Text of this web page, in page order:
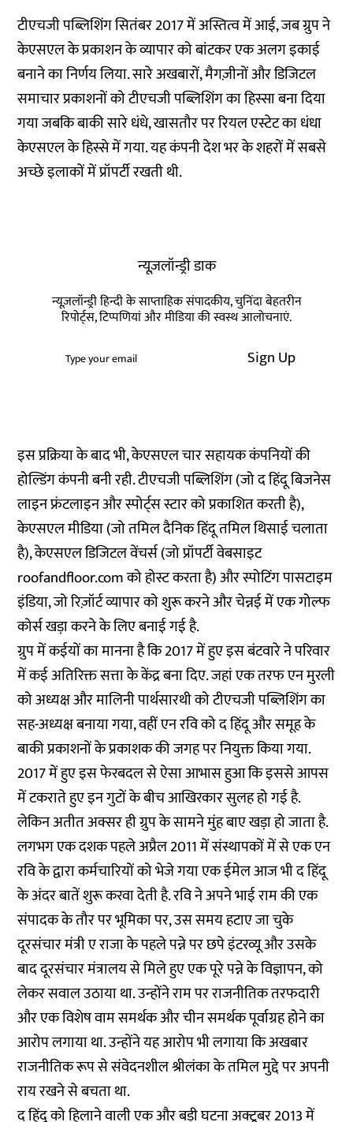
टीएचजी पब्लिशिंग सितंबर 2017 में अस्तित्व में आई, जब ग्रुप ने
केएसएल के प्रकाशन के व्यापार को बांटकर एक अलग इकाई
बनाने का निर्णय लिया. सारे अखबारों, मैगज़ीनों और डिजिटल
समाचार प्रकाशनों को टीएचजी पब्लिशिंग का हिस्सा बना दिया
गया जबकि बाकी सारे धंधे, खासतौर पर रियल एस्टेट का धंधा
केएसएल के हिस्से में गया. यह कंपनी देश भर के शहरों में सबसे
अच्छे इलाकों में प्रॉपर्टी रखती थी.
न्यूज़लॉन्ड्री डाक
न्यूज़लॉन्ड्री हिन्दी के साप्ताहिक संपादकीय, चुनिंदा बेहतरीन
रिपोर्ट्स, टिप्पणियां और मीडिया की स्वस्थ आलोचनाएं.
Sign Up
इस प्रक्रिया के बाद भी, केएसएल चार सहायक कंपनियों की
होल्डिंग कंपनी बनी रही. टीएचजी पब्लिशिंग (जो द हिंदू बिजनेस
लाइन फ्रंटलाइन और स्पोर्ट्स स्टार को प्रकाशित करती है),
केएसएल मीडिया (जो तमिल दैनिक हिंदू तमिल थिसाई चलाता
है), केएसएल डिजिटल वेंचर्स (जो प्रॉपर्टी वेबसाइट
roofandfloor.comको होस्ट करता है) और स्पोटिंग पासटाइम
इंडिया, जो रिज़ॉर्ट व्यापार को शुरू करने और चेन्नई में एक गोल्फ
कोर्स खड़ा करने के लिए बनाई गई है.
ग्रुप में कईयों का मानना है कि 2017 में हुए इस बंटवारे ने परिवार
में कई अतिरिक्त सत्ता के केंद्र बना दिए. जहां एक तरफ एन मुरली
को अध्यक्ष और मालिनी पार्थसारथी को टीएचजी पब्लिशिंग का
सह-अध्यक्ष बनाया गया, वहीं एन रवि को द हिंदू और समूह के
बाकी प्रकाशनों के प्रकाशक की जगह पर नियुक्त किया गया.
2017 में हुए इस फेरबदल से ऐसा आभास हुआ कि इससे आपस
में टकराते हुए इन गुटों के बीच आखिरकार सुलह हो गई है.
लेकिन अतीत अक्सर ही ग्रुप के सामने मुंह बाए खड़ा हो जाता है.
लगभग एक दशक पहले अप्रैल 2011 में संस्थापकों में से एक एन
रवि के द्वाराकर्मचारियों को भेजे गया एक ईमेलआज भी द हिंदू
के अंदर बातें शुरू करवा देती है. रवि ने अपने भाई राम की एक
संपादक के तौर पर भूमिका पर, उस समय हटाए जा चुके
दूरसंचार मंत्री ए राजा के पहले पन्ने पर छपे इंटरव्यू और उसके
बाद दूरसंचार मंत्रालय से मिले हुए एक पूरे पन्ने के विज्ञापन, को
लेकर सवाल उठाया था. उन्होंने राम पर राजनीतिक तरफदारी
और एक विशेष वाम समर्थक और चीन समर्थक पूर्वाग्रह होने का
आरोप लगाया था. उन्होंने यह आरोप भी लगाया कि अखबार
राजनीतिक रूप से संवेदनशील श्रीलंका के तमिल मुद्दे पर अपनी
राय रखने से बचता था.
द हिंदू को हिलाने वाली एक और बड़ी घटना अक्टूबर 2013 में